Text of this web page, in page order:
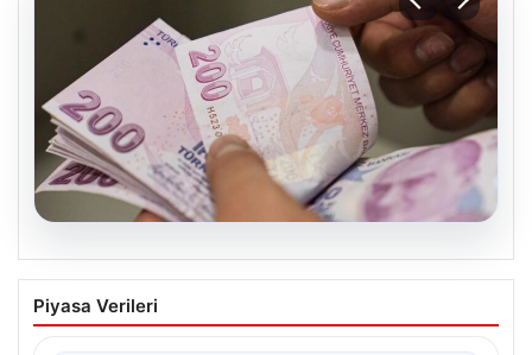
05.08.2026
Bayram ikramiyeleri ne zaman yatacak?
2026 Kurban Bayramı emekli ikramiye
Piyasa Verileri